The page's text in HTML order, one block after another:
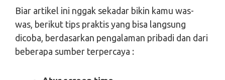
Biar artikel ini nggak sekadar bikin kamu was-
was, berikut tips praktis yang bisa langsung
dicoba, berdasarkan pengalaman pribadi dan dari
beberapa sumber terpercaya :